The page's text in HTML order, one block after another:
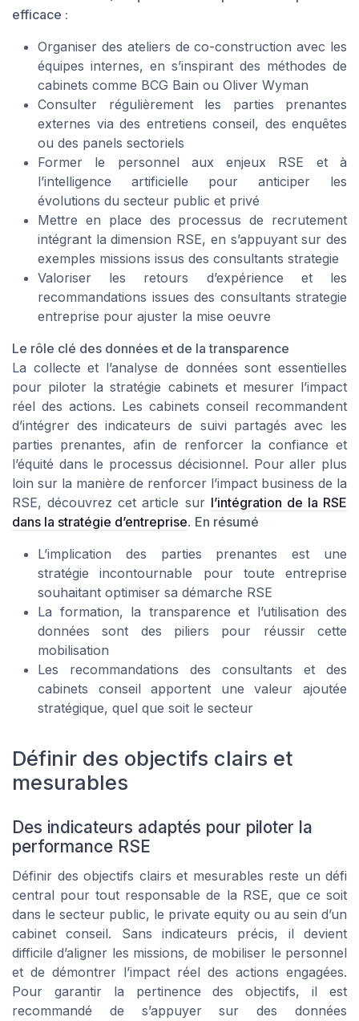
efficace :
Organiser des ateliers de co-construction avec les
équipes internes, en s’inspirant des méthodes de
cabinets comme BCG Bain ou Oliver Wyman
Consulter régulièrement les parties prenantes
externes via des entretiens conseil, des enquêtes
ou des panels sectoriels
Former le personnel aux enjeux RSE et à
l’intelligence artificielle pour anticiper les
évolutions du secteur public et privé
Mettre en place des processus de recrutement
intégrant la dimension RSE, en s’appuyant sur des
exemples missions issus des consultants strategie
Valoriser les retours d’expérience et les
recommandations issues des consultants strategie
entreprise pour ajuster la mise oeuvre
Le rôle clé des données et de la transparence
La collecte et l’analyse de données sont essentielles
pour piloter la stratégie cabinets et mesurer l’impact
réel des actions. Les cabinets conseil recommandent
d’intégrer des indicateurs de suivi partagés avec les
parties prenantes, afin de renforcer la confiance et
l’équité dans le processus décisionnel. Pour aller plus
loin sur la manière de renforcer l’impact business de la
RSE, découvrez cet article sur l’intégration de la RSE
dans la stratégie d’entreprise. En résumé
L’implication des parties prenantes est une
stratégie incontournable pour toute entreprise
souhaitant optimiser sa démarche RSE
La formation, la transparence et l’utilisation des
données sont des piliers pour réussir cette
mobilisation
Les recommandations des consultants et des
cabinets conseil apportent une valeur ajoutée
stratégique, quel que soit le secteur
Définir des objectifs clairs et
mesurables
Des indicateurs adaptés pour piloter la
performance RSE
Définir des objectifs clairs et mesurables reste un défi
central pour tout responsable de la RSE, que ce soit
dans le secteur public, le private equity ou au sein d’un
cabinet conseil. Sans indicateurs précis, il devient
difficile d’aligner les missions, de mobiliser le personnel
et de démontrer l’impact réel des actions engagées.
Pour garantir la pertinence des objectifs, il est
recommandé de s’appuyer sur des données